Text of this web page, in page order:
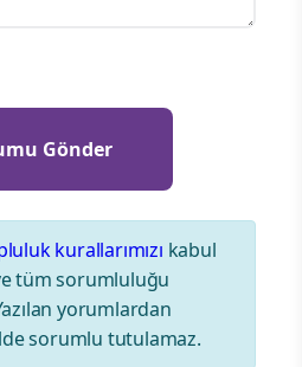
kurallarımızı kabul
tüm sorumluluğu
yorumlardan
sorumlu tutulamaz.